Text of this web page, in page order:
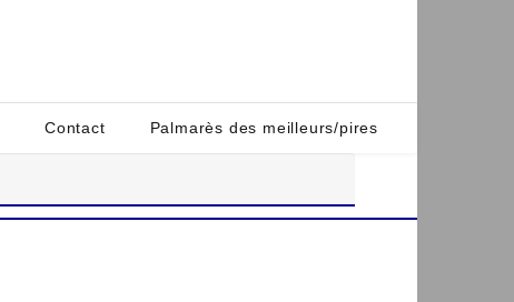
Contact Palmarès des meilleurs/pires